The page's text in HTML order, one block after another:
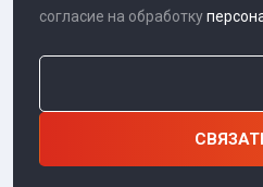
согласие на обработку